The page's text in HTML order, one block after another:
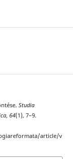
Studia
, 64(1), 7–9.
article/v